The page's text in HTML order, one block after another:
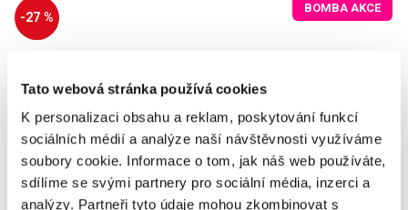
Tato webová stránka používá cookies
K personalizaci obsahu a reklam, poskytování funkcí
sociálních médií a analýze naší návštěvnosti využíváme
soubory cookie. Informace o tom, jak náš web používáte,
sdílíme se svými partnery pro sociální média, inzerci a
analýzy. Partneři tyto údaje mohou zkombinovat s
-27 %
BOMBA AKCE